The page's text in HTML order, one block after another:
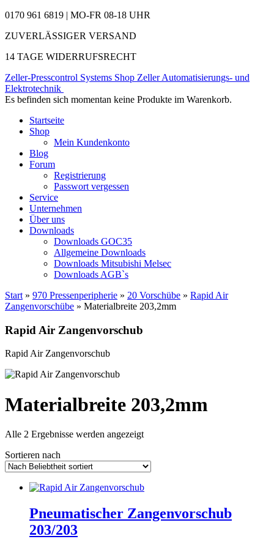
0170 961 6819 | MO-FR 08-18 UHR
ZUVERLÄSSIGER VERSAND
14 TAGE WIDERRUFSRECHT
Zeller-Presscontrol Systems Shop Zeller Automatisierungs- und
Elektrotechnik
Es befinden sich momentan keine Produkte im Warenkorb.
Startseite
Shop
Mein Kundenkonto
Blog
Forum
Registrierung
Passwort vergessen
Service
Unternehmen
Über uns
Downloads
Downloads GOC35
Allgemeine Downloads
Downloads Mitsubishi Melsec
Downloads AGB`s
Start » 970 Pressenperipherie » 20 Vorschübe » Rapid Air
Zangenvorschübe » Materialbreite 203,2mm
Rapid Air Zangenvorschub
Rapid Air Zangenvorschub
Materialbreite 203,2mm
Alle 2 Ergebnisse werden angezeigtNach
Sortieren nach
Pneumatischer Zangenvorschub
203/203